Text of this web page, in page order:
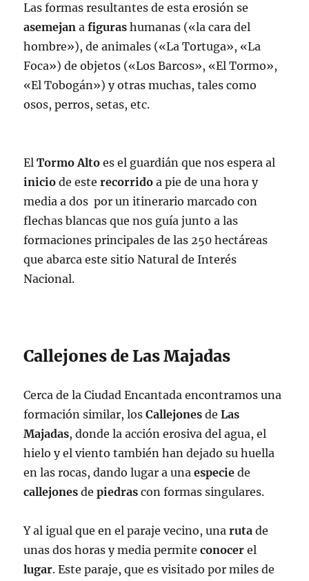
Las formas resultantes de esta erosión se
asemejan afiguras humanas («la cara del
hombre»), de animales («La Tortuga», «La
Foca») de objetos («Los Barcos», «El Tormo»,
«El Tobogán») y otras muchas, tales como
osos, perros, setas, etc.
ElTormo Alto es el guardián que nos espera al
inicio de esterecorrido a pie de una hora y
media a dos por un itinerario marcado con
flechas blancas que nos guía junto a las
formaciones principales de las 250 hectáreas
que abarca este sitio Natural de Interés
Nacional.
Callejones de Las Majadas
Cerca de la Ciudad Encantada encontramos una
formación similar, losCallejones deLas
Majadas, donde la acción erosiva del agua, el
hielo y el viento también han dejado su huella
en las rocas, dando lugar a unaespecie de
callejones depiedras con formas singulares.
Y al igual que en el paraje vecino, unaruta de
unas dos horas y media permiteconocer el
lugar. Este paraje, que es visitado por miles de